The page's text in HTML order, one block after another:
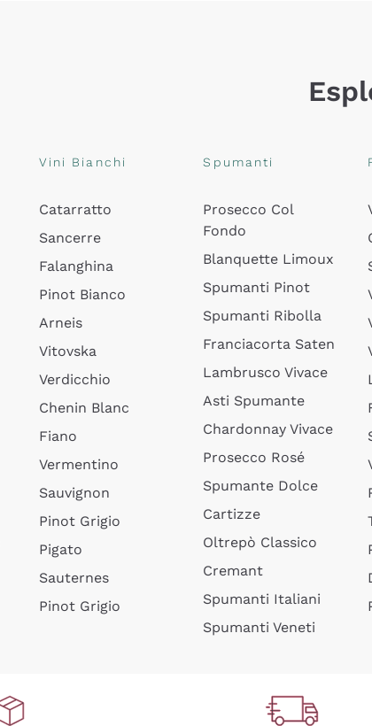
Vini Bianchi
Catarratto
Sancerre
Falanghina
Pinot Bianco
Arneis
Vitovska
Verdicchio
Chenin Blanc
Fiano
Vermentino
Sauvignon
Pinot Grigio
Pigato
Sauternes
Pinot Grigio
Spumanti
Prosecco Col
Fondo
Blanquette Limoux
Spumanti Pinot
Spumanti Ribolla
Franciacorta Saten
Lambrusco Vivace
Asti Spumante
Chardonnay Vivace
Prosecco Rosé
Spumante Dolce
Cartizze
Oltrepò Classico
Cremant
Spumanti Italiani
Spumanti Veneti